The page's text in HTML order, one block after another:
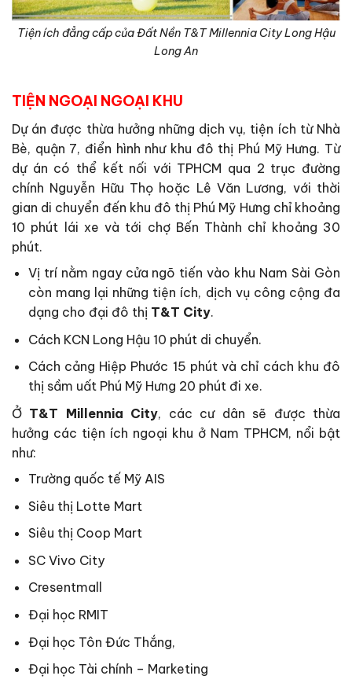
Tiện ích đẳng cấp của Đất Nền T&T Millennia City Long Hậu
Long An
TIỆN NGOẠI NGOẠI KHU
Dự án được thừa hưởng những dịch vụ, tiện ích từ Nhà
Bè, quận 7, điển hình như khu đô thị Phú Mỹ Hưng. Từ
dự án có thể kết nối với TPHCM qua 2 trục đường
chính Nguyễn Hữu Thọ hoặc Lê Văn Lương, với thời
gian di chuyển đến khu đô thị Phú Mỹ Hưng chỉ khoảng
10 phút lái xe và tới chợ Bến Thành chỉ khoảng 30
phút.
Vị trí nằm ngay cửa ngõ tiến vào khu Nam Sài Gòn
còn mang lại những tiện ích, dịch vụ công cộng đa
dạng cho đại đô thị T&T City.
Cách KCN Long Hậu 10 phút di chuyển.
Cách cảng Hiệp Phước 15 phút và chỉ cách khu đô
thị sầm uất Phú Mỹ Hưng 20 phút đi xe.
Ở T&T Millennia City, các cư dân sẽ được thừa
hưởng các tiện ích ngoại khu ở Nam TPHCM, nổi bật
như:
Trường quốc tế Mỹ AIS
Siêu thị Lotte Mart
Siêu thị Coop Mart
SC Vivo City
Cresentmall
Đại học RMIT
Đại học Tôn Đức Thắng,
Đại học Tài chính – Marketing